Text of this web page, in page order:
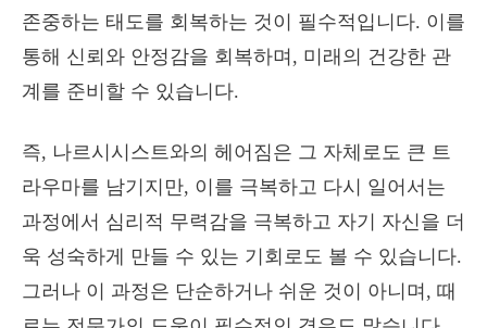
존중하는 태도를 회복하는 것이 필수적입니다. 이를
통해 신뢰와 안정감을 회복하며, 미래의 건강한 관
계를 준비할 수 있습니다.
즉, 나르시시스트와의 헤어짐은 그 자체로도 큰 트
라우마를 남기지만, 이를 극복하고 다시 일어서는
과정에서 심리적 무력감을 극복하고 자기 자신을 더
욱 성숙하게 만들 수 있는 기회로도 볼 수 있습니다.
그러나 이 과정은 단순하거나 쉬운 것이 아니며, 때